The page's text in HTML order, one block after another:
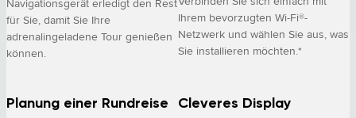
Navigationsgerät erledigt den Rest
für Sie, damit Sie Ihre
adrenalingeladene Tour genießen
können.
Ihrem bevorzugten Wi-Fi®-
Netzwerk und wählen Sie aus, was
Sie installieren möchten.*
Planung einer Rundreise Cleveres Display